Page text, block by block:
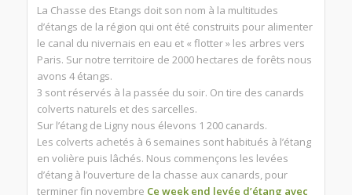
La Chasse des Etangs doit son nom à la multitudes
d’étangs de la région qui ont été construits pour alimenter
le canal du nivernais en eau et « flotter » les arbres vers
Paris. Sur notre territoire de 2000 hectares de forêts nous
avons 4 étangs.
3 sont réservés à la passée du soir. On tire des canards
colverts naturels et des sarcelles.
Sur l’étang de Ligny nous élevons 1 200 canards.
Les colverts achetés à 6 semaines sont habitués à l’étang
en volière puis lâchés. Nous commençons les levées
d’étang à l’ouverture de la chasse aux canards, pour
terminer fin novembre Ce week end levée d’étang avec